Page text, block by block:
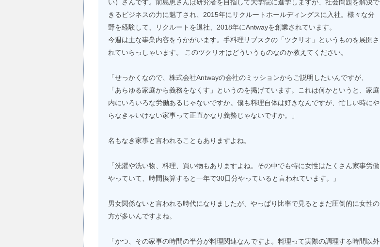
い）さんです。前島恵さんは研究者を目指して大学院に進学しますが、社会問題を解決で
きるビジネスの力に魅了され、2015年にリクルートホールディングスに入社。様々な分
野を経験して、リクルートを退社、2018年にAntwayを創業されています。
今週は主な事業内容をうかがいます。手料理サブスクの「ツクリオ」というものを展開さ
れていらっしゃいます。 このツクリオはどういうものなのか教えてください。
「せっかくなので、株式会社Antwayの会社のミッションからご説明したいんですが、
「あらゆる家庭から義務をなくす」というのを掲げています。これは何かというと、家庭
内にいろいろな労働あるじゃないですか。僕も料理自体は好きなんですが、忙しい時にや
らなきゃいけない家事って正直かなり義務じゃないですか。」
名もなき家事と言われることもありますよね。
「洗濯や洗い物、料理、買い物もありますよね。その中でも特に女性はたくさん家事労働
やっていて、時間換算すると一年で30日分やっていると言われています。」
男女関係ないと言われる時代になりましたが、やっぱり比率で見るとまだ圧倒的に女性の
方が多いんですよね。
「かつ、その家事の時間の半分が料理関連なんですよ。料理って実際の調理する時間以外